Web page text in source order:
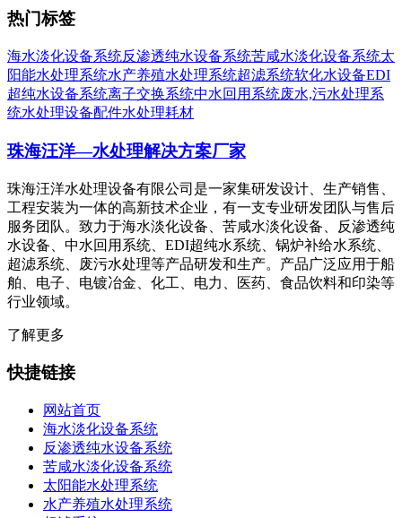
热门标签
海水淡化设备系统反渗透纯水设备系统苦咸水淡化设备系统太
阳能水处理系统水产养殖水处理系统超滤系统软化水设备EDI
超纯水设备系统离子交换系统中水回用系统废水,污水处理系
统水处理设备配件水处理耗材
珠海汪洋—水处理解决方案厂家
珠海汪洋水处理设备有限公司是一家集研发设计、生产销售、
工程安装为一体的高新技术企业，有一支专业研发团队与售后
服务团队。致力于海水淡化设备、苦咸水淡化设备、反渗透纯
水设备、中水回用系统、EDI超纯水系统、锅炉补给水系统、
超滤系统、废污水处理等产品研发和生产。产品广泛应用于船
舶、电子、电镀冶金、化工、电力、医药、食品饮料和印染等
行业领域。
了解更多
快捷链接
网站首页
海水淡化设备系统
反渗透纯水设备系统
苦咸水淡化设备系统
太阳能水处理系统
水产养殖水处理系统